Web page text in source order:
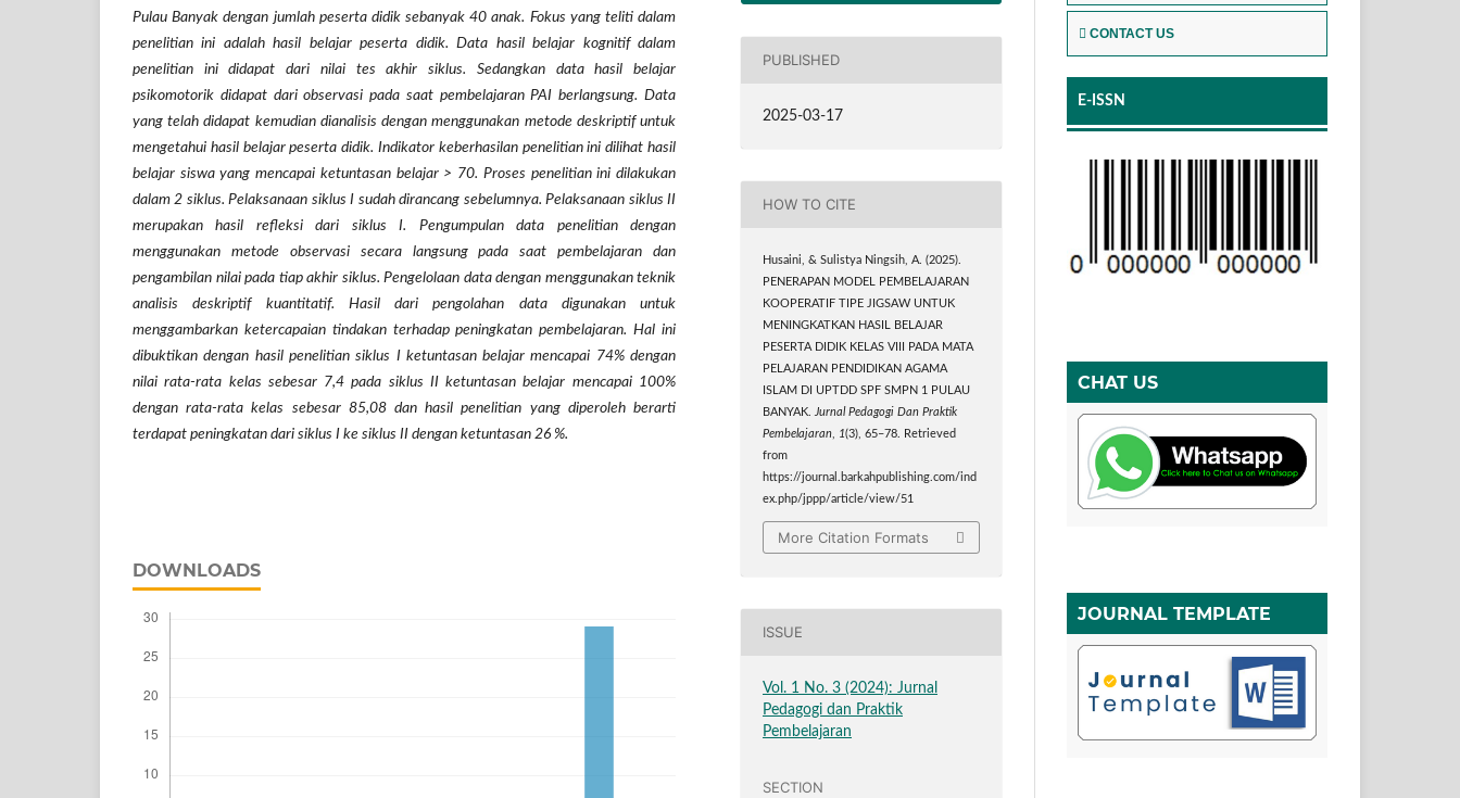
Pulau Banyakdengan jumlah peserta didik sebanyak 40 anak. Fokus yang teliti dalam
penelitian ini adalah hasil belajar peserta didik. Data hasil belajar kognitif dalam
penelitian ini didapat dari nilai tes akhir siklus. Sedangkan data hasil belajar
psikomotorik didapat dari observasi pada saat pembelajaran PAI berlangsung. Data
yang telah didapat kemudian dianalisis dengan menggunakan metode deskriptif untuk
mengetahui hasil belajar peserta didik. Indikator keberhasilan penelitian ini dilihat hasil
belajar siswa yang mencapai ketuntasan belajar > 70. Proses penelitian ini dilakukan
dalam 2 siklus. Pelaksanaan siklus I sudah dirancang sebelumnya. Pelaksanaan siklus II
merupakan hasil refleksi dari siklus I. Pengumpulan data penelitian dengan
menggunakan metode observasi secara langsung pada saat pembelajaran dan
pengambilan nilai pada tiap akhir siklus. Pengelolaan data dengan menggunakan teknik
analisis deskriptif kuantitatif. Hasil dari pengolahan data digunakan untuk
menggambarkan ketercapaian tindakan terhadap peningkatan pembelajaran. Hal ini
dibuktikan dengan hasil penelitian siklus I ketuntasan belajar mencapai 74% dengan
nilai rata-rata kelas sebesar 7,4 pada siklus II ketuntasan belajar mencapai 100%
dengan rata-rata kelas sebesar 85,08 dan hasil penelitian yang diperoleh berarti
terdapat peningkatan dari siklus I ke siklus II dengan ketuntasan 26 %.
DOWNLOADS
PUBLISHED
2025-03-17
HOW TO CITE
Husaini, & Sulistya Ningsih, A. (2025).
PENERAPAN MODEL PEMBELAJARAN
KOOPERATIF TIPE JIGSAW UNTUK
MENINGKATKAN HASIL BELAJAR
PESERTA DIDIK KELAS VIII PADA MATA
PELAJARAN PENDIDIKAN AGAMA
ISLAM DI UPTDD SPF SMPN 1 PULAU
BANYAK.
Jurnal Pedagogi Dan Praktik
Pembelajaran
1(3), 65–78. Retrieved
from
https://journal.barkahpublishing.com/ind
ex.php/jppp/article/view/51
More Citation Formats
ISSUE
Vol. 1 No. 3 (2024): Jurnal
Pedagogi dan Praktik
Pembelajaran
SECTION
CONTACT US
E-ISSN
CHAT US
JOURNAL TEMPLATE